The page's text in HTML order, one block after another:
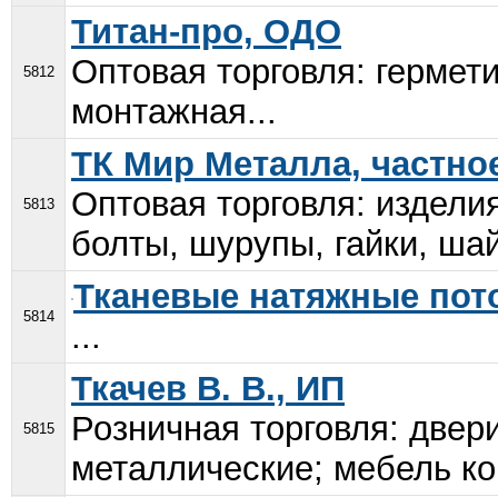
5812
Титан-про, ОДО
Оптовая торговля:
монтажная...
5813
ТК Мир Металла,
Оптовая торговля:
болты, шурупы, гайки,
5814
Тканевые натяжные
...
5815
Ткачев В. В., ИП
Розничная торговля:
металлические; мебель